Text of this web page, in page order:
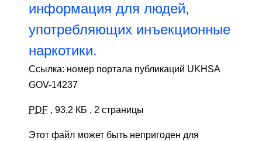
информация для людей,
употребляющих инъекционные
наркотики.
Ссылка: номер портала публикаций UKHSA
GOV-14237
PDF , 93,2 КБ , 2 страницы
Этот файл может быть непригоден для